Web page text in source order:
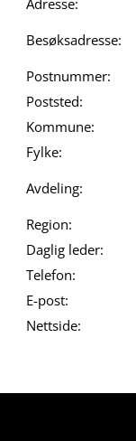
Adresse:
Besøksadresse:
Postnummer:
Poststed:
Kommune:
Fylke:
Avdeling:
Region:
Daglig leder:
Telefon:
E-post:
Nettside: